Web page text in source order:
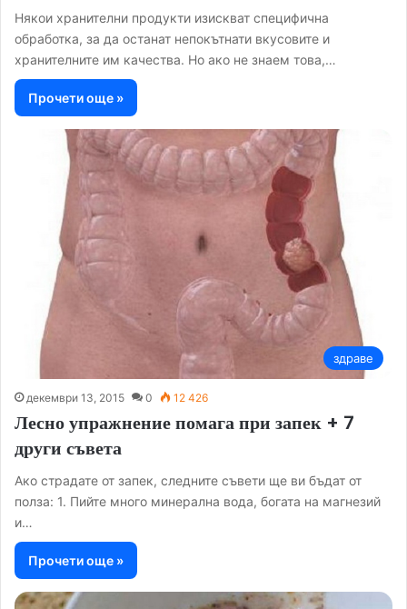
Някои хранителни продукти изискват специфична
обработка, за да останат непокътнати вкусовите и
хранителните им качества. Но ако не знаем това,…
Прочети още »
здраве
декември 13, 2015 0 12 426
Лесно упражнение помага при запек + 7
други съвета
Ако страдате от запек, следните съвети ще ви бъдат от
полза: 1. Пийте много минерална вода, богата на магнезий
и…
Прочети още »